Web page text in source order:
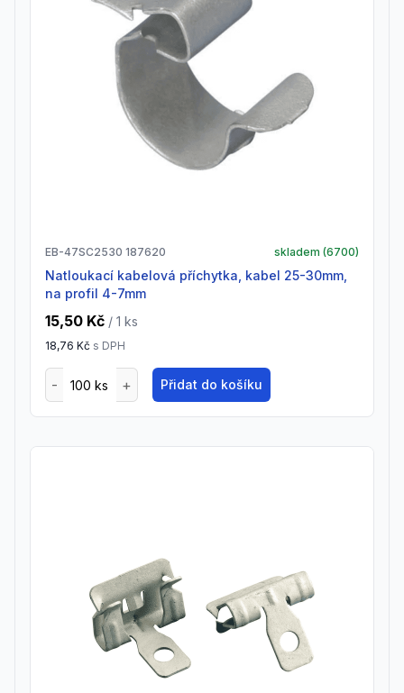
EB-47SC2530 187620 skladem (6700)
natloukací kabelová příchytka, kabel 25-30mm,
na profil 4-7mm
15,50 Kč / 1 ks
18,76 Kč s DPH
Přidat do košíku